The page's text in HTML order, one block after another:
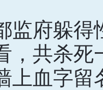
府躲得
，共杀死
上血字